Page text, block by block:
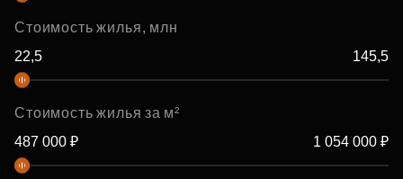
Стоимость жилья, млн
Стоимость жилья за м²